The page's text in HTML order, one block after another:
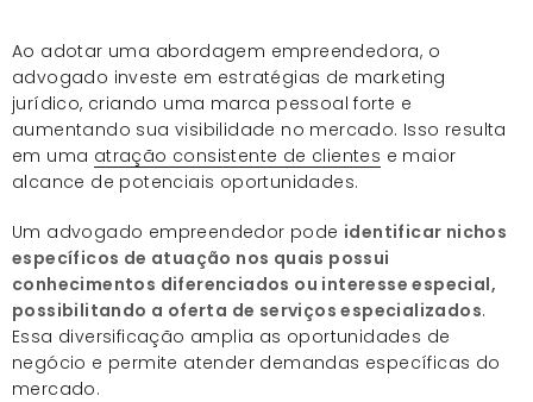
Ao adotar uma abordagem empreendedora, o
advogado investe em estratégias de marketing
jurídico, criando uma marca pessoal forte e
aumentando sua visibilidade no mercado. Isso resulta
em uma atração consistente de clientes e maior
alcance de potenciais oportunidades.
Um advogado empreendedor pode identificar nichos
específicos de atuação nos quais possui
conhecimentos diferenciados ou interesse especial,
possibilitando a oferta de serviços especializados.
Essa diversificação amplia as oportunidades de
negócio e permite atender demandas específicas do
mercado.